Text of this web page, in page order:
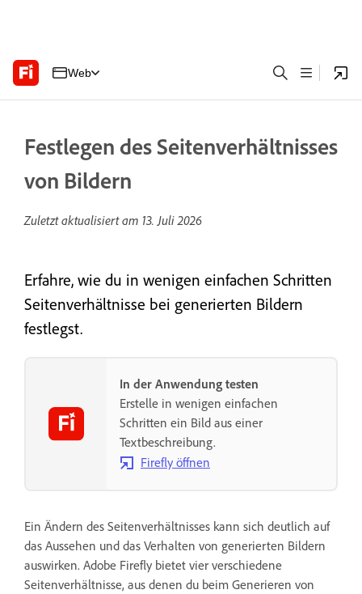
Web
Festlegen des Seitenverhältnisses
von Bildern
Zuletzt aktualisiert am 13. Juli 2026
Erfahre, wie du in wenigen einfachen Schritten
Seitenverhältnisse bei generierten Bildern
festlegst.
In der Anwendung testen
Erstelle in wenigen einfachen
Schritten ein Bild aus einer
Textbeschreibung.
Firefly öffnen
Ein Ändern des Seitenverhältnisses kann sich deutlich auf
das Aussehen und das Verhalten von generierten Bildern
auswirken. Adobe Firefly bietet vier verschiedene
Seitenverhältnisse, aus denen du beim Generieren von